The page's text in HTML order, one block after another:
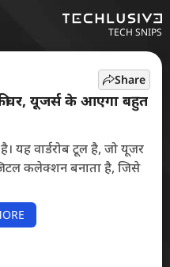
TECH SNIPS
यूजर्स के आएगा बहुत
यह वार्डरोब टूल है, जो यूजर
कलेक्शन बनाता है, जिसे
Share